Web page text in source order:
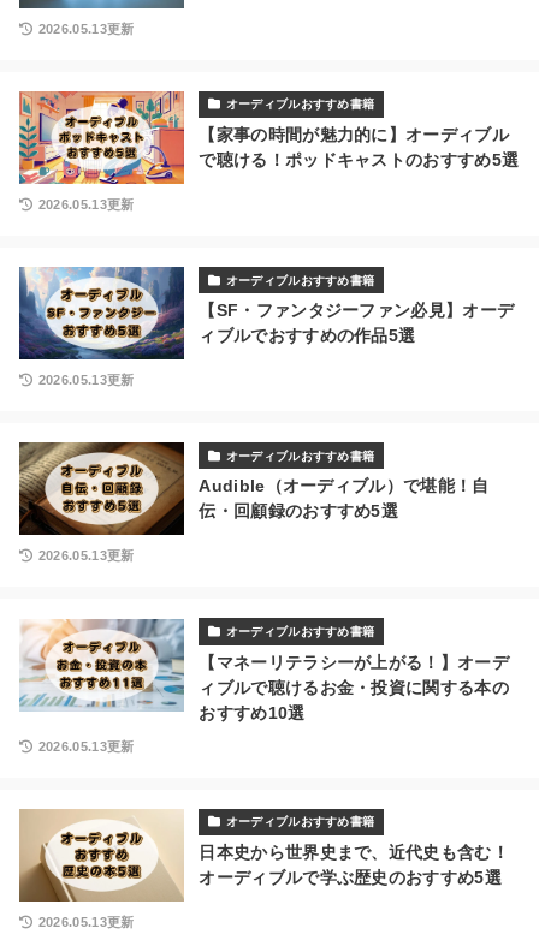
2026.05.13更新
オーディブルおすすめ書籍
【家事の時間が魅力的に】オーディブル
で聴ける！ポッドキャストのおすすめ5選
2026.05.13更新
オーディブルおすすめ書籍
【SF・ファンタジーファン必見】オーデ
ィブルでおすすめの作品5選
2026.05.13更新
オーディブルおすすめ書籍
Audible（オーディブル）で堪能！自
伝・回顧録のおすすめ5選
2026.05.13更新
オーディブルおすすめ書籍
【マネーリテラシーが上がる！】オーデ
ィブルで聴けるお金・投資に関する本の
おすすめ10選
2026.05.13更新
オーディブルおすすめ書籍
日本史から世界史まで、近代史も含む！
オーディブルで学ぶ歴史のおすすめ5選
2026.05.13更新